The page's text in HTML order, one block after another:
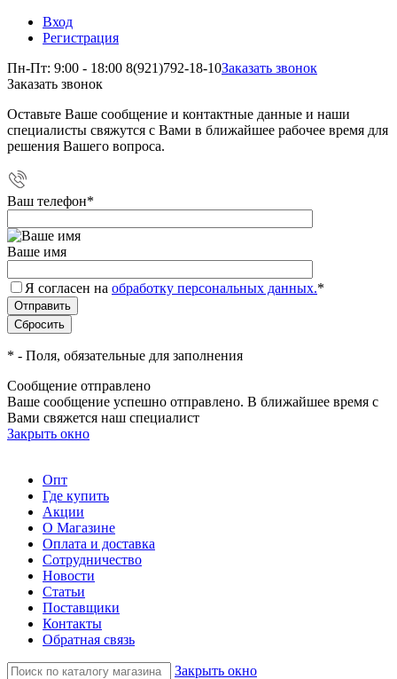
Вход
Регистрация
Пн-Пт: 9:00 - 18:00 8(921)792-18-10Заказать звонок
Заказать звонок
Оставьте Ваше сообщение и контактные данные и наши
специалисты свяжутся с Вами в ближайшее рабочее время для
решения Вашего вопроса.
Ваш телефон*
Ваше имя
Я согласен на обработку персональных данных.*
* - Поля, обязательные для заполнения
Сообщение отправлено
Ваше сообщение успешно отправлено. В ближайшее время с
Вами свяжется наш специалист
Закрыть окно
Опт
Где купить
Акции
О Магазине
Оплата и доставка
Сотрудничество
Новости
Статьи
Поставщики
Контакты
Обратная связь
Закрыть окно